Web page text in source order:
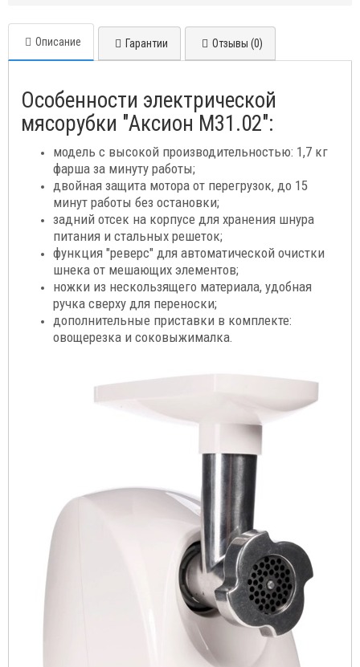
Описание Гарантии Отзывы (0)
Особенности электрической
мясорубки "Аксион М31.02":
модель с высокой производительностью: 1,7 кг
фарша за минуту работы;
двойная защита мотора от перегрузок, до 15
минут работы без остановки;
задний отсек на корпусе для хранения шнура
питания и стальных решеток;
функция "реверс" для автоматической очистки
шнека от мешающих элементов;
ножки из нескользящего материала, удобная
ручка сверху для переноски;
дополнительные приставки в комплекте:
овощерезка и соковыжималка.